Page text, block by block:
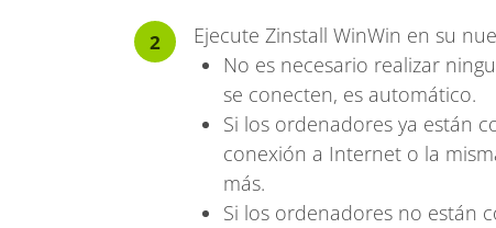
Ejecute Zinstall WinWin en su
No es necesario realizar
se conecten, es automático.
Si los ordenadores ya están
conexión a Internet o la
más.
Si los ordenadores no están